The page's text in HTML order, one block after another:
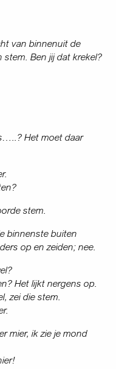
van binnenuit de
Ben jij dat krekel?
Het moet daar
stem.
binnenste buiten
op en zeiden; nee.
Het lijkt nergens op.
zei die stem.
mier, ik zie je mond